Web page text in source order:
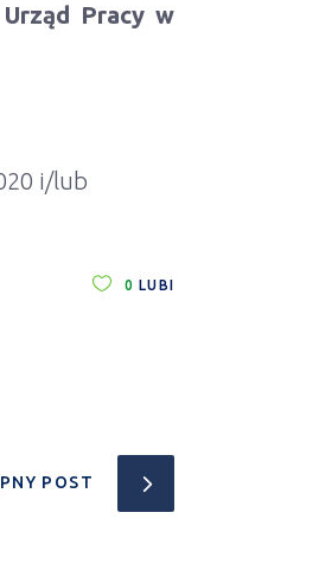
Pracy w
i/lub
0 LUBI
POST